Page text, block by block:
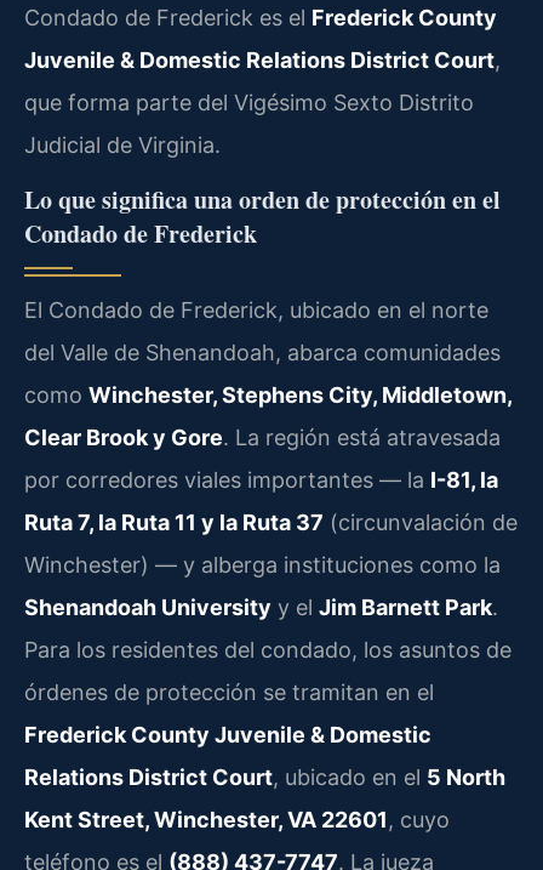
Condado de Frederick es el Frederick County
Juvenile & Domestic Relations District Court,
que forma parte del Vigésimo Sexto Distrito
Judicial de Virginia.
Lo que significa una orden de protección en el
Condado de Frederick
El Condado de Frederick, ubicado en el norte
del Valle de Shenandoah, abarca comunidades
como Winchester, Stephens City, Middletown,
Clear Brook y Gore. La región está atravesada
por corredores viales importantes — la I-81, la
Ruta 7, la Ruta 11 y la Ruta 37 (circunvalación de
Winchester) — y alberga instituciones como la
Shenandoah University y el Jim Barnett Park.
Para los residentes del condado, los asuntos de
órdenes de protección se tramitan en el
Frederick County Juvenile & Domestic
Relations District Court, ubicado en el 5 North
Kent Street, Winchester, VA 22601, cuyo
teléfono es el (888) 437-7747. La jueza